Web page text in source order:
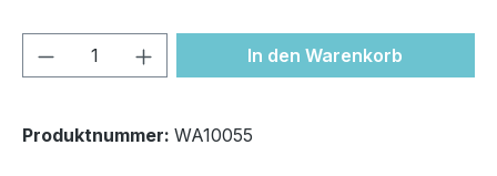
Produkt Anzahl: Gib denIn den Warenkorb
Produktnummer: WA10055